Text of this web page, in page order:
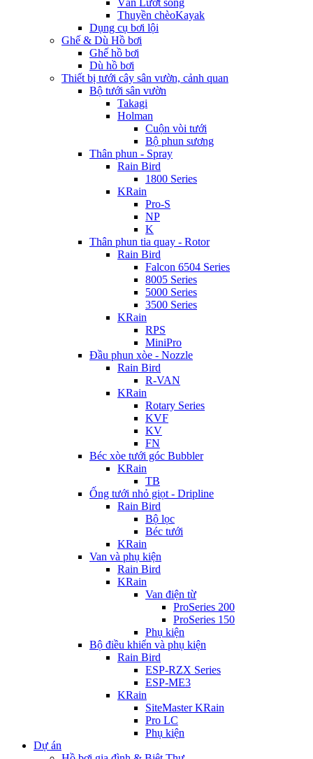
Ván Lướt sóng
Thuyền chèoKayak
Dụng cụ bơi lội
Ghế & Dù Hồ bơi
Ghế hồ bơi
Dù hồ bơi
Thiết bị tưới cây sân vườn, cảnh quan
Bộ tưới sân vườn
Takagi
Holman
Cuộn vòi tưới
Bộ phun sương
Thân phun - Spray
Rain Bird
1800 Series
KRain
Pro-S
NP
K
Thân phun tia quay - Rotor
Rain Bird
Falcon 6504 Series
8005 Series
5000 Series
3500 Series
KRain
RPS
MiniPro
Đầu phun xòe - Nozzle
Rain Bird
R-VAN
KRain
Rotary Series
KVF
KV
FN
Béc xòe tưới góc Bubbler
KRain
TB
Ống tưới nhỏ giọt - Dripline
Rain Bird
Bộ lọc
Béc tưới
KRain
Van và phụ kiện
Rain Bird
KRain
Van điện từ
ProSeries 200
ProSeries 150
Phụ kiện
Bộ điều khiển và phụ kiện
Rain Bird
ESP-RZX Series
ESP-ME3
KRain
SiteMaster KRain
Pro LC
Phụ kiện
Dự án